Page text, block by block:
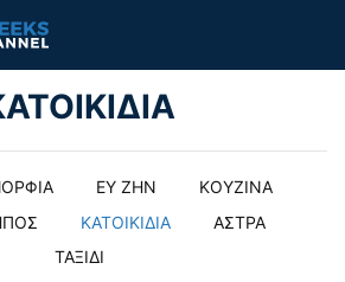
ΕΥ ΖΗΝ
ΚΟΥΖΙΝΑ
ΚΑΤΟΙΚΙΔΙΑ
ΑΣΤΡΑ
ΤΑΞΙΔΙ